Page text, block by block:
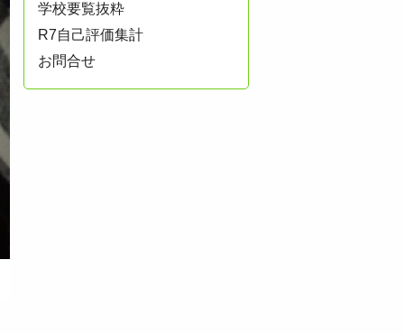
学校要覧抜粋
R7自己評価集計
お問合せ